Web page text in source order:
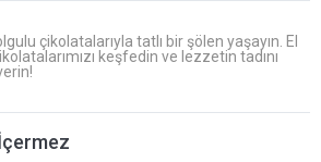
çikolatalarıyla tatlı bir şölen yaşayın. El
keşfedin ve lezzetin tadını